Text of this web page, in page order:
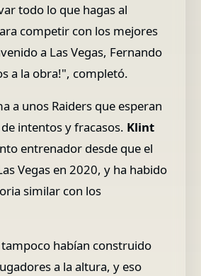
todo lo que hagas al
competir con los mejores
a Las Vegas, Fernando
a la obra!", completó.
a unos Raiders que esperan
intentos y fracasos. Klint
entrenador desde que el
Vegas en 2020, y ha habido
similar con los
tampoco habían construido
a la altura, y eso